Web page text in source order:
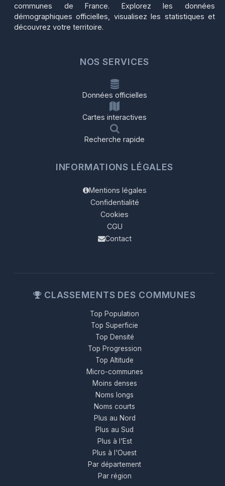
communes de France. Explorez les données
démographiques officielles, visualisez les statistiques et
découvrez votre territoire.
NOS SERVICES
Données officielles
Cartes interactives
Recherche rapide
INFORMATIONS LÉGALES
Mentions légales
Confidentialité
Cookies
CGU
Contact
CLASSEMENTS DES COMMUNES
Top Population
Top Superficie
Top Densité
Top Progression
Top Altitude
Micro-communes
Moins denses
Noms longs
Noms courts
Plus au Nord
Plus au Sud
Plus à l'Est
Plus à l'Ouest
Par département
Par région